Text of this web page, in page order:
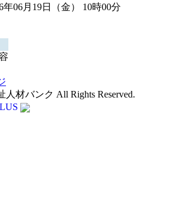
年06月19日（金） 10時00分
材バンク All Rights Reserved.